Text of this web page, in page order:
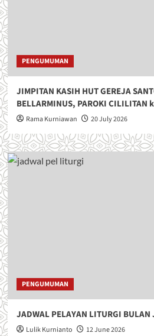
PENGUMUMAN
JIMPITAN KASIH HUT GEREJA
BELLARMINUS, PAROKI CILILITAN
Rama Kurniawan 20 July 2026
PENGUMUMAN
JADWAL PELAYAN LITURGI
Lulik Kurnianto 12 June 2026